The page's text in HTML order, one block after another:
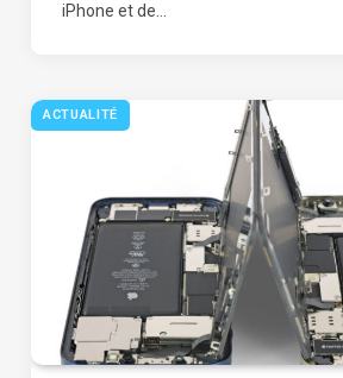
iPhone et de…
ACTUALITÉ